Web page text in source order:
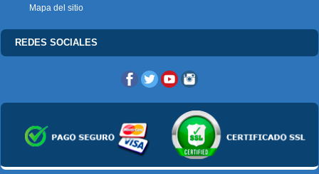
Mapa del sitio
REDES SOCIALES